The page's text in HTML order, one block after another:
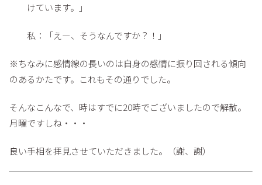
けています。」
私：「えー、そうなんですか？！」
※ちなみに感情線の長いのは自身の感情に振り回される傾向
のあるかたです。これもその通りでした。
そんなこんなで、時はすでに20時でございましたので解散。
月曜ですしね・・・
良い手相を拝見させていただきました。（謝、謝）